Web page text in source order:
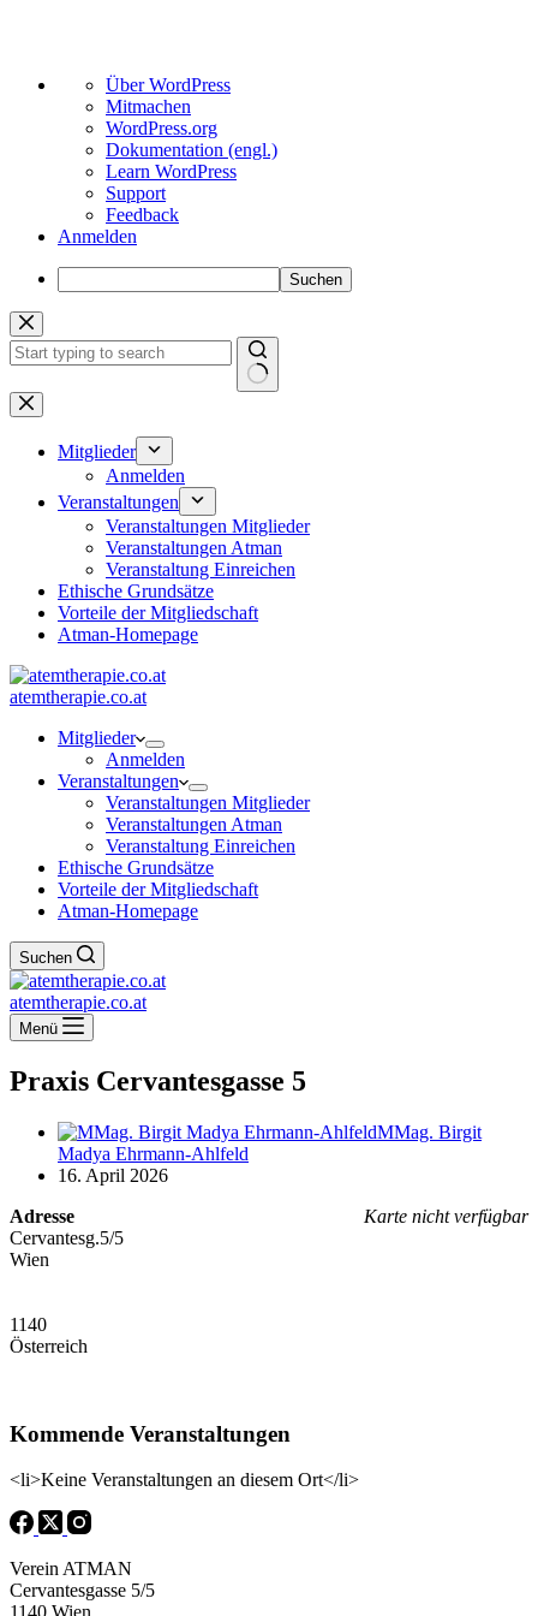
Über
WordPress
Über WordPress
Mitmachen
WordPress.org
Dokumentation (engl.)
Learn WordPress
Support
Feedback
Anmelden
Suchen
Zum
Inhalt
springen
Keine
Ergebnisse
Mitglieder
Anmelden
Veranstaltungen
Veranstaltungen Mitglieder
Veranstaltungen Atman
Veranstaltung Einreichen
Ethische Grundsätze
Vorteile der Mitgliedschaft
Atman-Homepage
atemtherapie.co.at
Mitglieder
Anmelden
Veranstaltungen
Veranstaltungen Mitglieder
Veranstaltungen Atman
Veranstaltung Einreichen
Ethische Grundsätze
Vorteile der Mitgliedschaft
Atman-Homepage
Suchen
atemtherapie.co.at
Menü
Praxis Cervantesgasse 5
MMag. Birgit
Madya Ehrmann-Ahlfeld
16. April 2026
Karte nicht verfügbar
Adresse
Cervantesg.5/5
Wien
1140
Österreich
Kommende Veranstaltungen
<li>Keine Veranstaltungen an diesem Ort</li>
Verein ATMAN
Cervantesgasse 5/5